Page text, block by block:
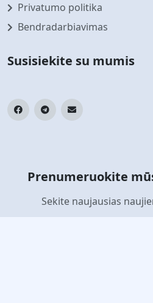
Privatumo politika
Bendradarbiavimas
Susisiekite su mumis
Prenumeruokite
Sekite naujausias